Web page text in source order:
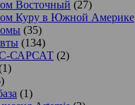
Восточный (27)
Куру в Южной Америке
(35)
(134)
САРСАТ (2)
(1)